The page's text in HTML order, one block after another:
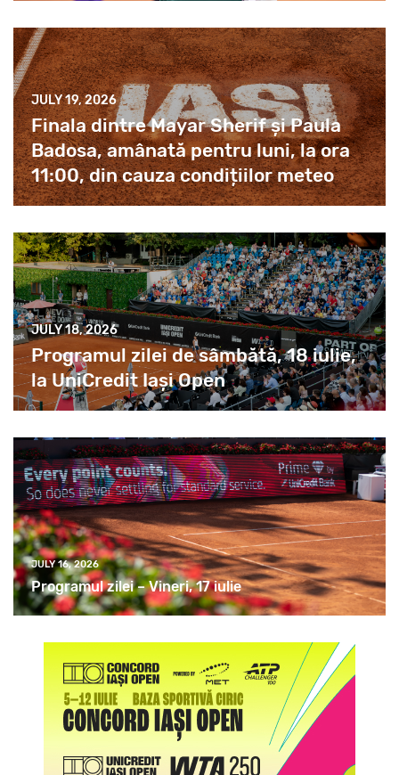
JULY 19, 2026
Finala dintre Mayar Sherif și Paula
Badosa, amânată pentru luni, la ora
11:00, din cauza condițiilor meteo
JULY 18, 2026
Programul zilei de sâmbătă, 18 iulie,
la UniCredit Iași Open
JULY 16, 2026
Programul zilei – Vineri, 17 iulie